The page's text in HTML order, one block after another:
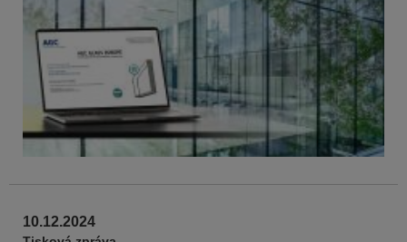
10.12.2024